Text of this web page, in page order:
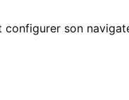
configurer son